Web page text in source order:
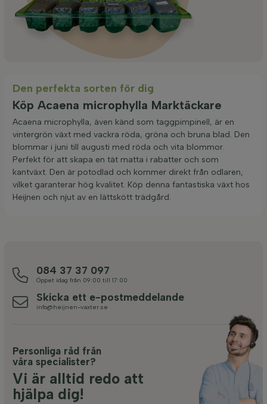
Den perfekta sorten för dig
Köp Acaena microphylla Marktäckare
Acaena microphylla, även känd som taggpimpinell, är en
vintergrön växt med vackra röda, gröna och bruna blad. Den
blommar i juni till augusti med röda och vita blommor.
Perfekt för att skapa en tät matta i rabatter och som
kantväxt. Den är potodlad och kommer direkt från odlaren,
vilket garanterar hög kvalitet. Köp denna fantastiska växt hos
Heijnen och njut av en lättskött trädgård.
084 37 37 097
Öppet idag från 09:00 till 17:00
Skicka ett e-postmeddelande
info@heijnen-vaxter.se
Personliga råd från
våra specialister?
Vi är alltid redo att
hjälpa dig!